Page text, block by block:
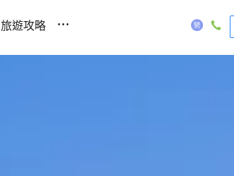
旅遊攻略 ...